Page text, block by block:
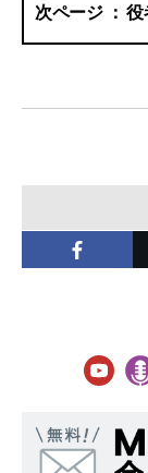
役